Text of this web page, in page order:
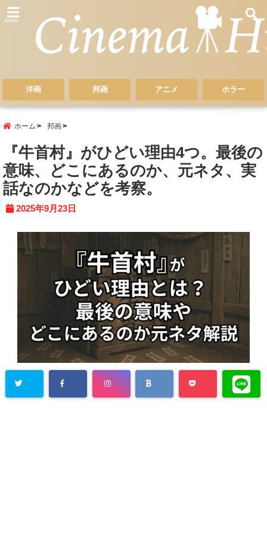
menu
洋画 邦画 アニメ ホラー
ホーム 邦画
『牛首村』がひどい理由4つ。最後の
意味、どこにあるのか、元ネタ、実
話なのかなどを考察。
2025年9月23日